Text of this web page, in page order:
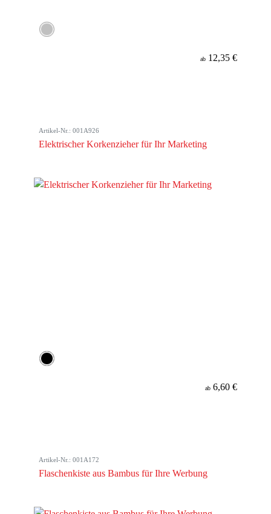
ab 12,35 €
Artikel-Nr.: 001A926
Elektrischer Korkenzieher für Ihr Marketing
ab 6,60 €
Artikel-Nr.: 001A172
Flaschenkiste aus Bambus für Ihre Werbung